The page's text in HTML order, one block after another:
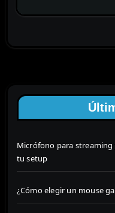
Micrófono para
tu setup
¿Cómo elegir un mouse